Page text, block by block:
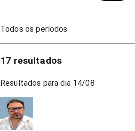
Todos os períodos
17 resultados
Resultados para dia 14/08